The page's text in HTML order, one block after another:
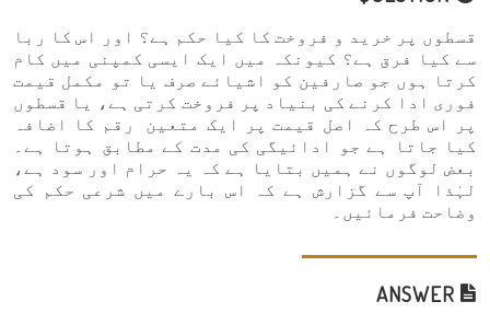
قسطوں پر خرید و فروخت کا کیا حکم ہے؟ اور اس کا ربا
سے کیا فرق ہے؟ کیونکہ میں ایک ایسی کمپنی میں کام
کرتا ہوں جو صارفین کو اشیائے صرف یا تو مکمل قیمت
فوری ادا کرنے کی بنیاد پر فروخت کرتی ہے، یا قسطوں
پر اس طرح کہ اصل قیمت پر ایک متعین رقم کا اضافہ
کیا جاتا ہے جو ادائیگی کی مدت کے مطابق ہوتا ہے۔
بعض لوگوں نے ہمیں بتایا ہے کہ یہ حرام اور سود ہے،
لہٰذا آپ سے گزارش ہے کہ اس بارے میں شرعی حکم کی
وضاحت فرمائیں۔